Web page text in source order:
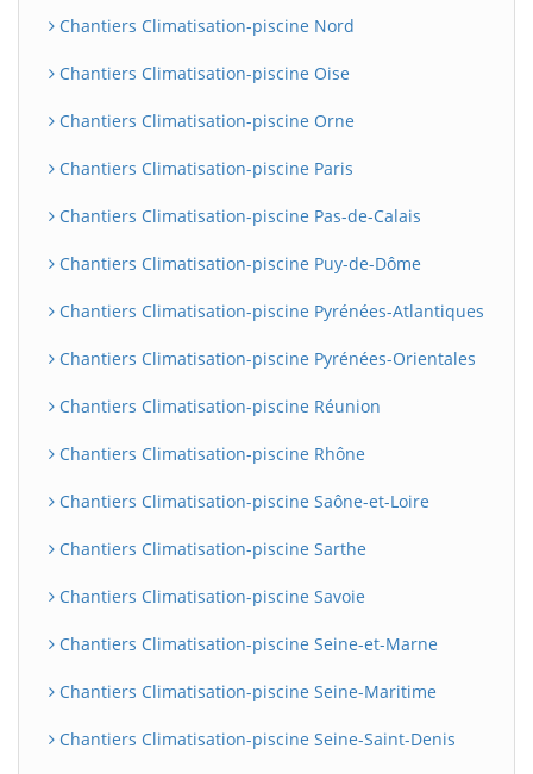
Chantiers Climatisation-piscine Nord
Chantiers Climatisation-piscine Oise
Chantiers Climatisation-piscine Orne
Chantiers Climatisation-piscine Paris
Chantiers Climatisation-piscine Pas-de-Calais
Chantiers Climatisation-piscine Puy-de-Dôme
Chantiers Climatisation-piscine Pyrénées-Atlantiques
Chantiers Climatisation-piscine Pyrénées-Orientales
Chantiers Climatisation-piscine Réunion
Chantiers Climatisation-piscine Rhône
Chantiers Climatisation-piscine Saône-et-Loire
Chantiers Climatisation-piscine Sarthe
Chantiers Climatisation-piscine Savoie
Chantiers Climatisation-piscine Seine-et-Marne
Chantiers Climatisation-piscine Seine-Maritime
Chantiers Climatisation-piscine Seine-Saint-Denis